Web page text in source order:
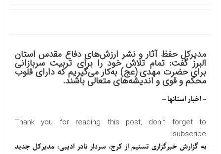
مدیرکل حفظ آثار و نشر ارزش‌های دفاع مقدس استان
البرز گفت: تمام تلاش خود را برای تربیت سربازانی
برای حضرت مهدی (عج) به‌کار می‌گیریم که دارای قلوب
محکم و قوی و اندیشه‌های متعالی باشند.
– اخبار استانها –
Thank you for reading this post, don't forget to
subscribe!
به گزارش خبرگزاری تسنیم از کرج، سردار نادر ادیبی، مدیرکل جدید